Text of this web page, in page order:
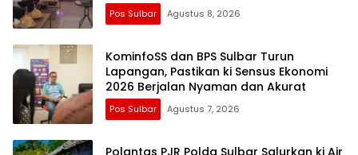
Pos Sulbar Agustus 8, 2026
KominfoSS dan BPS Sulbar Turun
Lapangan, Pastikan ki Sensus Ekonomi
2026 Berjalan Nyaman dan Akurat
Pos Sulbar Agustus 7, 2026
Polantas PJR Polda Sulbar Salurkan ki Air